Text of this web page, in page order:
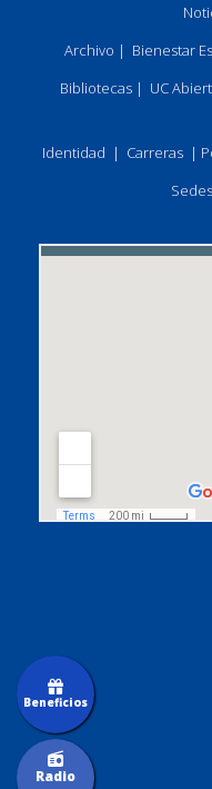
Archivo | Bienestar
Bibliotecas| UC
Identidad | Carreras |
Sedes
Radio
Beneficios